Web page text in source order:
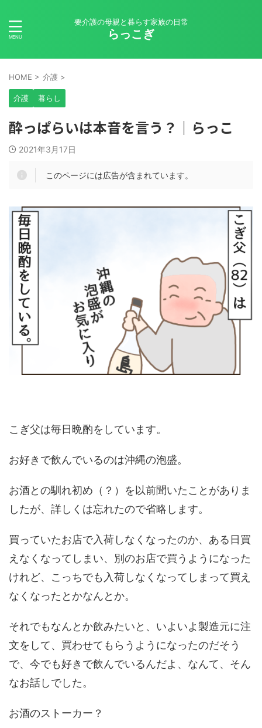
要介護の母親と暮らす家族の日常
らっこぎ
HOME > 介護 >
介護 暮らし
酔っぱらいは本音を言う？｜らっこ
2021年3月17日
このページには広告が含まれています。
こぎ父は毎日晩酌をしています。
お好きで飲んでいるのは沖縄の泡盛。
お酒との馴れ初め（？）を以前聞いたことがありま
したが、詳しくは忘れたので省略します。
買っていたお店で入荷しなくなったのか、ある日買
えなくなってしまい、別のお店で買うようになった
けれど、こっちでも入荷しなくなってしまって買え
なくなったとかなんとか。
それでもなんとか飲みたいと、いよいよ製造元に注
文をして、買わせてもらうようになったのだそう
で、今でも好きで飲んでいるんだよ、なんて、そん
なお話しでした。
お酒のストーカー？